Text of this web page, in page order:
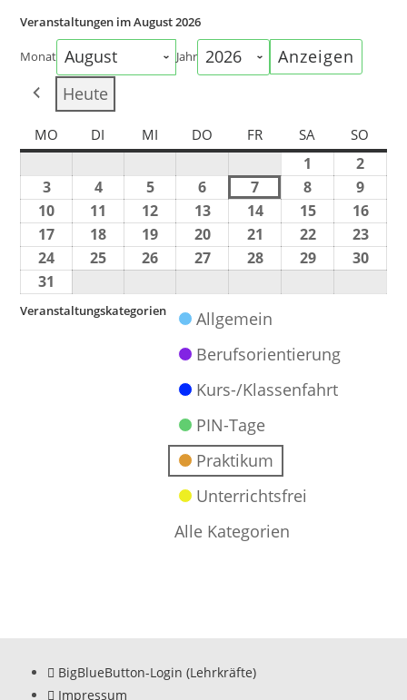
Veranstaltungen im August 2026
Monat Jahr
Heute
MO DI MI DO FR SA SO
1
2
3
4 5 6 7 8
9
10
11 12 13 14 15
16
17
18 19 20 21 22
23
24
25 26 27 28 29
30
31
Veranstaltungskategorien
Allgemein
Berufsorientierung
Kurs-/Klassenfahrt
PIN-Tage
Praktikum
Unterrichtsfrei
Alle Kategorien
BigBlueButton-Login (Lehrkräfte)
Impressum